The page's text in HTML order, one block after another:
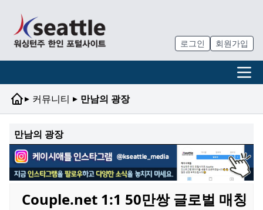
로그인 회원가입
▸ 커뮤니티 ▸ 만남의 광장
만남의 광장
Couple.net 1:1 50만쌍 글로벌 매칭